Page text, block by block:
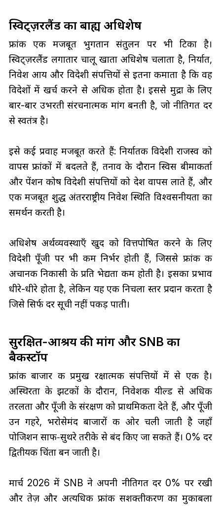
स्विट्ज़रलैंड का बाह्य अधिशेष
फ्रांक एक मजबूत भुगतान संतुलन पर भी टिका है।
स्विट्ज़रलैंड लगातार चालू खाता अधिशेष चलाता है, निर्यात,
निवेश आय और विदेशी संपत्तियों से इतना कमाता है कि वह
विदेशों में खर्च करने से अधिक होता है। इससे मुद्रा के लिए
बार-बार उभरती संरचनात्मक मांग बनती है, जो नीतिगत दर
से स्वतंत्र है।
इसे कई प्रवाह मजबूत करते हैं: निर्यातक विदेशी राजस्व को
वापस फ्रांकों में बदलते हैं, तनाव के दौरान स्विस बीमाकर्ता
और पेंशन कोष विदेशी संपत्तियों को देश वापस लाते हैं, और
एक मजबूत शुद्ध अंतरराष्ट्रीय निवेश स्थिति विश्वसनीयता का
समर्थन करती है।
अधिशेष अर्थव्यवस्थाएँ खुद को वित्तपोषित करने के लिए
विदेशी पूँजी पर भी कम निर्भर होती हैं, जिससे फ्रांक की
अचानक निकासी के प्रति भेद्यता कम होती है। इसका प्रभाव
धीरे-धीरे होता है, लेकिन यह एक निचला स्तर प्रदान करता है
जिसे सिर्फ दर सूची नहीं पकड़ पाती।
सुरक्षित-आश्रय की मांग और SNB का
बैकस्टॉप
फ्रांक बाजार की प्रमुख रक्षात्मक संपत्तियों में से एक है।
अस्थिरता के झटकों के दौरान, निवेशक यील्ड से अधिक
तरलता और पूँजी के संरक्षण को प्राथमिकता देते हैं, और पूँजी
उन गहरे, भरोसेमंद बाजारों की ओर चली जाती है जहाँ
पोजिशन साफ‑सुथरे तरीके से बंद किए जा सकते हैं। 0% दर
द्वितीयक चिंता बन जाती है।
मार्च 2026 में SNB ने अपनी नीतिगत दर 0% पर रखी
और तेज़ और अत्यधिक फ्रांक सशक्तीकरण का मुकाबला